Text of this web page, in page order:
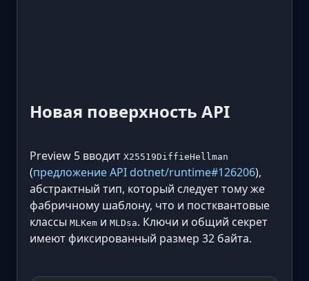
Новая поверхность API
Preview 5 вводит X25519DiffieHellman
(предложение API dotnet/runtime#126206),
абстрактный тип, который следует тому же
фабричному шаблону, что и постквантовые
классы MLKem и MLDsa. Ключи и общий секрет
имеют фиксированный размер 32 байта.